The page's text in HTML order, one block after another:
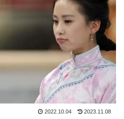
2022.10.04 2023.11.08